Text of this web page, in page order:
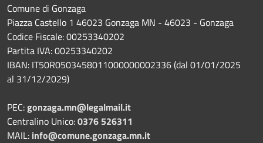
Comune di Gonzaga
Piazza Castello 1 46023 Gonzaga MN - 46023 - Gonzaga
Codice Fiscale: 00253340202
Partita IVA: 00253340202
IBAN: IT50R0503458011000000002336 (dal 01/01/2025
al 31/12/2029)
PEC:gonzaga.mn@legalmail.it
Centralino Unico:0376 526311
MAIL: info@comune.gonzaga.mn.it